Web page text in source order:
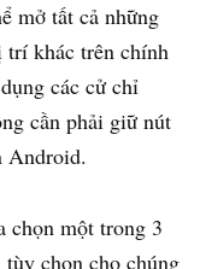
mở tất cả những
trí khác trên chính
các cử chỉ
cần phải giữ nút
Android.
chọn một trong 3
chọn cho chúng